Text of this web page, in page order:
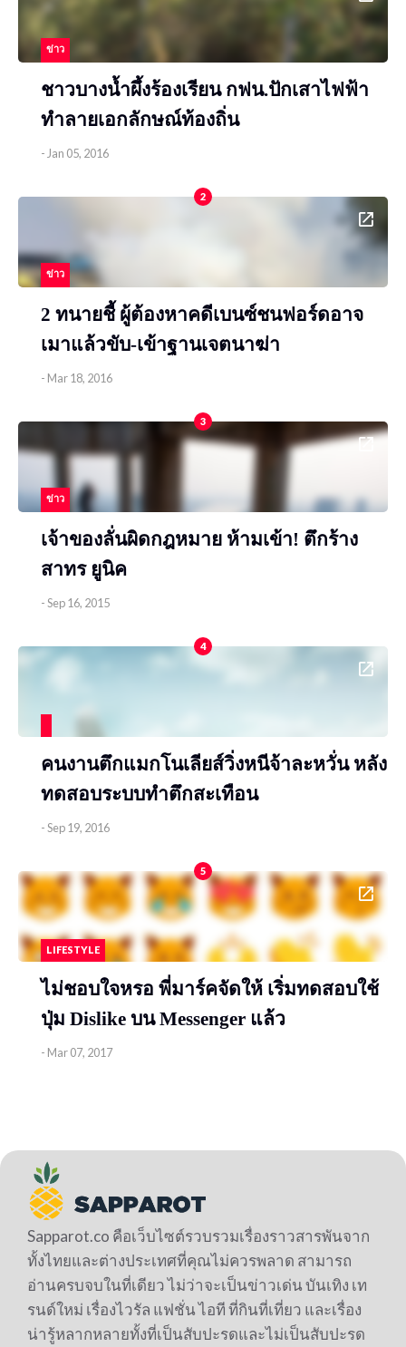
ข่าว
ชาวบางน้ำผึ้งร้องเรียน กฟน.ปักเสาไฟฟ้า
ทำลายเอกลักษณ์ท้องถิ่น
-Jan 05, 2016
2
ข่าว
2 ทนายชี้ ผู้ต้องหาคดีเบนซ์ชนฟอร์ดอาจ
เมาแล้วขับ-เข้าฐานเจตนาฆ่า
- Mar 18, 2016
3
ข่าว
เจ้าของลั่นผิดกฎหมาย ห้ามเข้า! ตึกร้าง
สาทร ยูนิค
-Sep 16, 2015
4
คนงานตึกแมกโนเลียส์วิ่งหนีจ้าละหวั่น หลัง
ทดสอบระบบทำตึกสะเทือน
-Sep 19, 2016
5
LIFESTYLE
ไม่ชอบใจหรอ พี่มาร์คจัดให้ เริ่มทดสอบใช้
ปุ่ม ​Dislike บน Messenger แล้ว
- Mar 07, 2017
Sapparot.co คือเว็บไซต์รวบรวมเรื่องราวสารพันจาก
ทั้งไทยและต่างประเทศที่คุณไม่ควรพลาด สามารถ
อ่านครบจบในที่เดียว ไม่ว่าจะเป็นข่าวเด่น บันเทิง เท
รนด์ใหม่ เรื่องไวรัล แฟชั่น ไอที ที่กินที่เที่ยว และเรื่อง
น่ารู้หลากหลายทั้งที่เป็นสับปะรดและไม่เป็นสับปะรด